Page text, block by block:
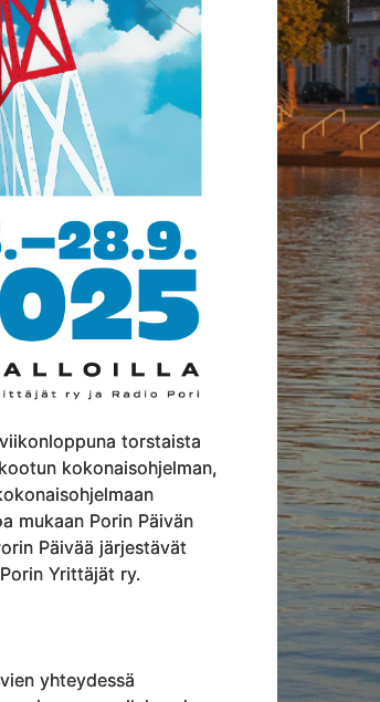
torstaista
kokonaisohjelman,
mukaan Porin Päivän
Päivää järjestävät
Yrittäjät ry.
yhteydessä